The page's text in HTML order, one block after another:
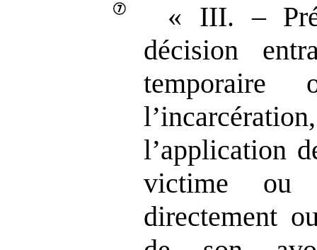
« III. –
décision
l’application
victime
directement